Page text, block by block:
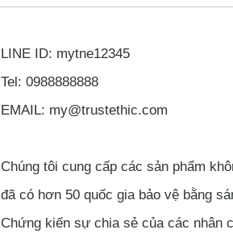
LINE ID: mytne12345
Tel: 0988888888
EMAIL: my@trustethic.com
Chúng tôi cung cấp các sản phẩm
đã có hơn 50 quốc gia bảo vệ bằng
Chứng kiến sự chia sẻ của các nhân